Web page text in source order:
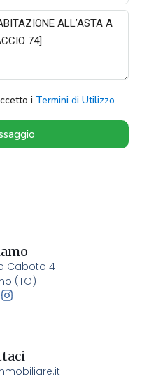
i Termini di Utilizzo
Caboto 4
(TO)